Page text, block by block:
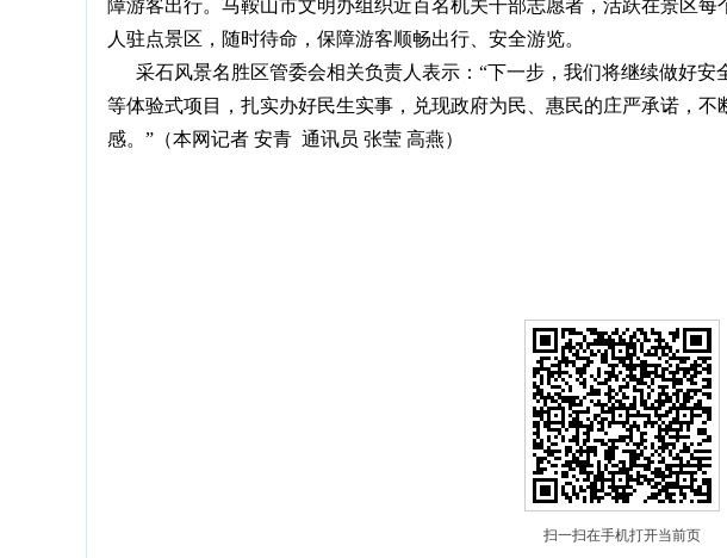
障游客出行。马鞍山市文明办组织近百名机关干部志愿者，活跃在景区
人驻点景区，随时待命，保障游客顺畅出行、安全游览。
采石风景名胜区管委会相关负责人表示：“下一步，我们将继续做好安
等体验式项目，扎实办好民生实事，兑现政府为民、惠民的庄严承诺，
感。”（本网记者 安青 通讯员 张莹 高燕）
扫一扫在手机打开当前页